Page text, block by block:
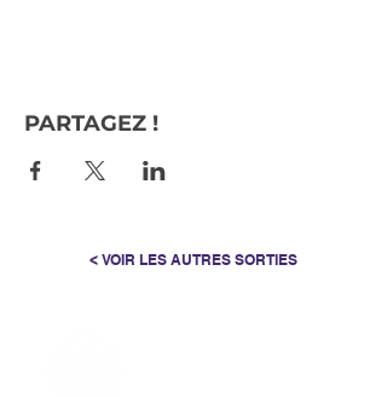
PARTAGEZ !
< VOIR LES AUTRES SORTIES